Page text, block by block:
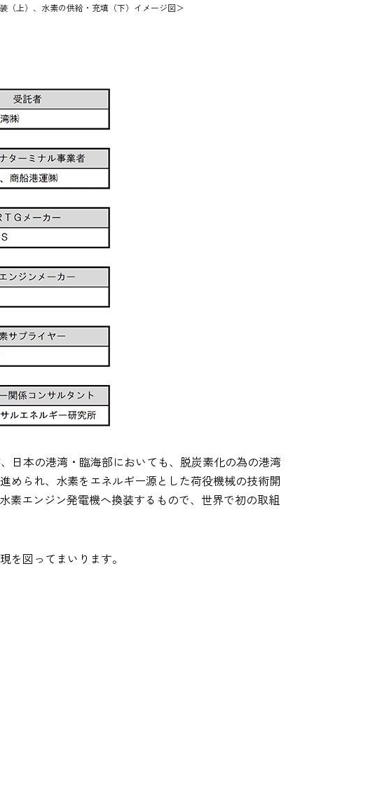
（上）、水素の供給・充填（下）イメージ図＞
日本の港湾・臨海部においても、脱炭素化の為の港湾
められ、水素をエネルギー源とした荷役機械の技術開
素エンジン発電機へ換装するもので、世界で初の取組
を図ってまいります。